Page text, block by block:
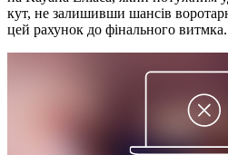
кут, не залишивши шансів
цей рахунок до фінального витмка.